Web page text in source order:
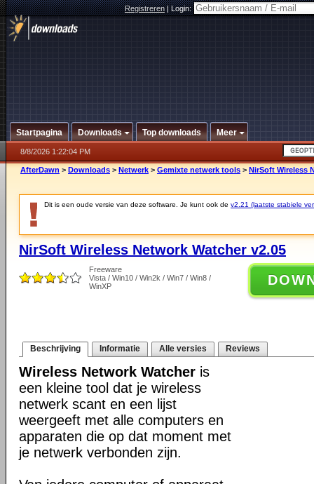
Registreren|Login:
Startpagina Downloads Top downloads Meer
8/8/2026 1:22:04 PM
AfterDawn > Downloads > Netwerk > Gemixte netwerk tools > NirSoft Wireless
Dit is een oude versie van deze software. Je kunt ook de v2.21 (laatste stabiele
NirSoft Wireless Network Watcher v2.05
Freeware
Vista / Win10 / Win2k / Win7 / Win8 /
WinXP
Beschrijving Informatie Alle versies Reviews
Wireless Network Watcher is
een kleine tool dat je wireless
netwerk scant en een lijst
weergeeft met alle computers en
apparaten die op dat moment met
je netwerk verbonden zijn.